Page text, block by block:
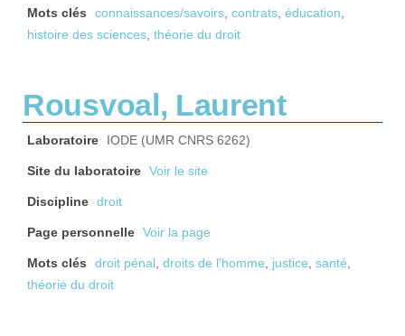
Mots clés connaissances/savoirs, contrats, éducation,
histoire des sciences, théorie du droit
Rousvoal, Laurent
Laboratoire IODE (UMR CNRS 6262)
Site du laboratoire Voir le site
Discipline droit
Page personnelle Voir la page
Mots clés droit pénal , droits de l'homme, justice, santé,
théorie du droit